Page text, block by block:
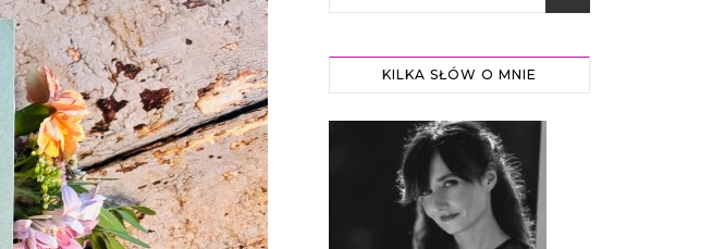
KILKA SŁÓW O MNIE